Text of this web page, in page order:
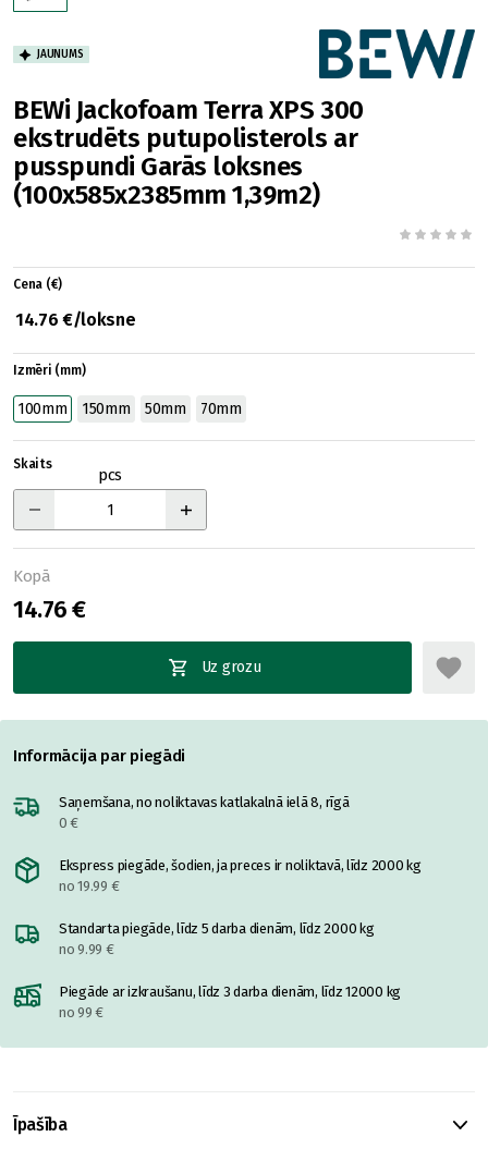
JAUNUMS
BEWi Jackofoam Terra XPS 300
ekstrudēts putupolisterols ar
pusspundi Garās loksnes
(100x585x2385mm 1,39m2)
Cena (€)
14.76 €/loksne
Izmēri (mm)
100mm 150mm 50mm 70mm
Skaits
pcs
Kopā
14.76 €
Uz grozu
Informācija par piegādi
Saņemšana, no noliktavas katlakalnā ielā 8, rīgā
0 €
Ekspress piegāde, šodien, ja preces ir noliktavā, līdz 2000 kg
no 19.99 €
Standarta piegāde, līdz 5 darba dienām, līdz 2000 kg
no 9.99 €
Piegāde ar izkraušanu, līdz 3 darba dienām, līdz 12000 kg
no 99 €
Īpašība